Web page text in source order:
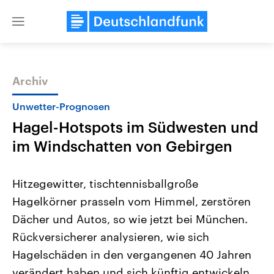
Close
Themen
Landtagswahl Sachsen-Anhalt
2026
Alle Informationen
Sachsen-Anhalt wählt am 6.
September 2026 einen neuen
Landtag. Seit 2021 wird das
Bundesland von einer Koalition aus
USA
Aktuelle Beiträge,
Hintergründe
Wirtschaftlich und
gehören die Vereinigten
den mächtigsten Ländern
mit großem Einfluss auf
Archiv
Unwetter-Prognosen
Hagel-Hotspots im Südwesten und
im Windschatten von Gebirgen
Hitzegewitter, tischtennisballgroße
Hagelkörner prasseln vom Himmel, zerstören
Dächer und Autos, so wie jetzt bei München.
Rückversicherer analysieren, wie sich
Hagelschäden in den vergangenen 40 Jahren